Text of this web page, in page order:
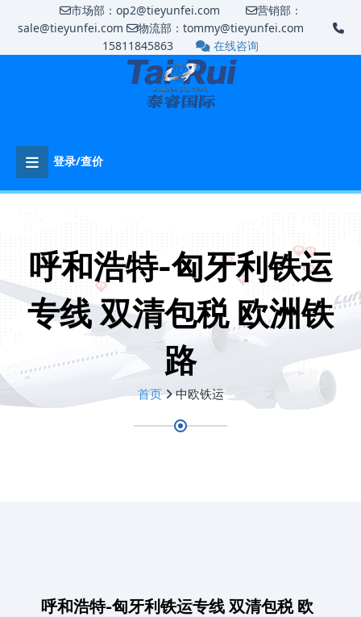
市场部：op2@tieyunfei.com
营销部：
sale@tieyunfei.com
物流部：tommy@tieyunfei.com
15811845863
在线咨询
登录/查价
呼和浩特-匈牙利铁运
专线 双清包税 欧洲铁
路
首页 中欧铁运
呼和浩特-匈牙利铁运专线 双清包税 欧